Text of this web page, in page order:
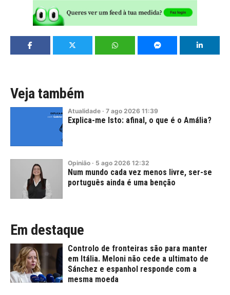
Veja também
Atualidade · 7 ago 2026 11:39
Explica-me Isto: afinal, o que é o Amália?
Opinião · 5 ago 2026 12:32
Num mundo cada vez menos livre, ser-se
português ainda é uma benção
Em destaque
Controlo de fronteiras são para manter
em Itália. Meloni não cede a ultimato de
Sánchez e espanhol responde com a
mesma moeda